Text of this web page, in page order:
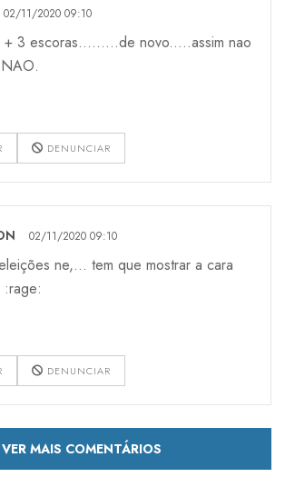
02/11/2020 09:10
+ 3 escoras.........de novo.....assim nao
DENUNCIAR
02/11/2020 09:10
ne,... tem que mostrar a cara
DENUNCIAR
VER MAIS COMENTÁRIOS